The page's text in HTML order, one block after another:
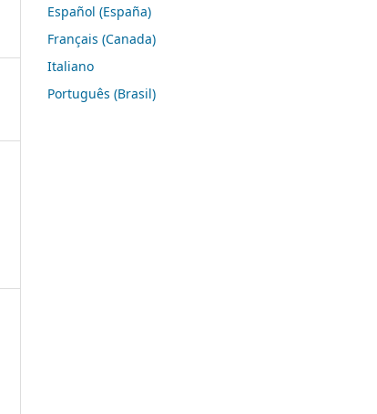
Español (España)
Français (Canada)
Italiano
Português (Brasil)